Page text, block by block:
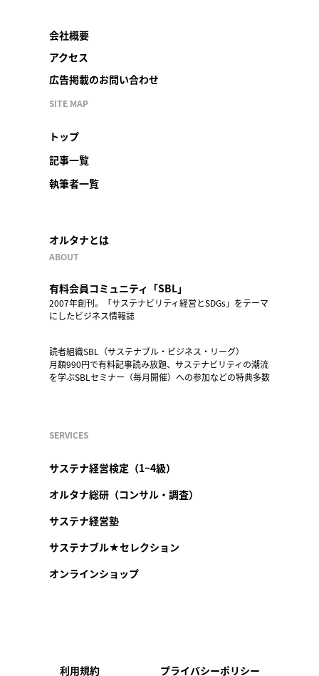
会社概要
アクセス
広告掲載のお問い合わせ
SITE MAP
トップ
記事一覧
執筆者一覧
オルタナとは
ABOUT
有料会員コミュニティ「SBL」
2007年創刊。「サステナビリティ経営とSDGs」をテーマ
にしたビジネス情報誌
読者組織SBL（サステナブル・ビジネス・リーグ）
月額990円で有料記事読み放題、サステナビリティの潮流
を学ぶSBLセミナー（毎月開催）への参加などの特典多数
SERVICES
サステナ経営検定（1~4級）
オルタナ総研（コンサル・調査）
サステナ経営塾
サステナブル★セレクション
オンラインショップ
利用規約 プライバシーポリシー